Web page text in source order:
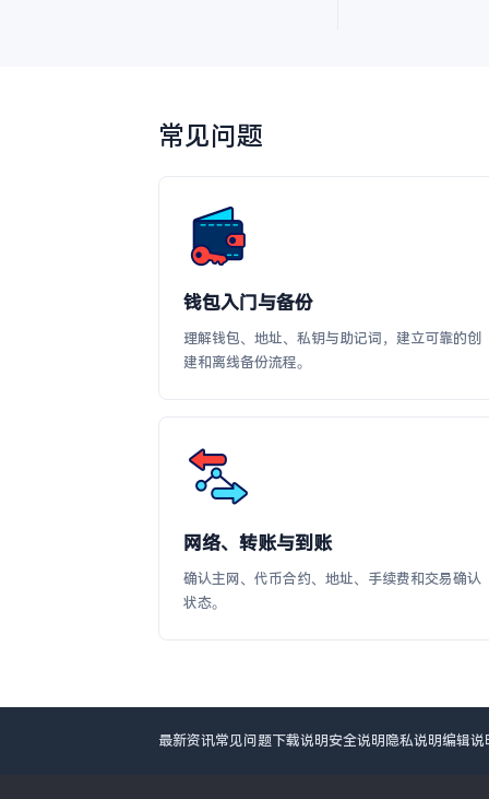
常见问题
钱包入门与备份
理解钱包、地址、私钥与助记词，建立可靠的创
建和离线备份流程。
网络、转账与到账
确认主网、代币合约、地址、手续费和交易确认
状态。
最新资讯常见问题下载说明安全说明 隐私说明编辑说